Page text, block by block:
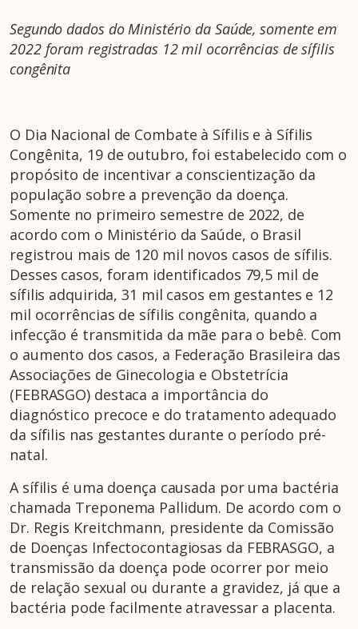
Segundo dados do Ministério da Saúde, somente em
2022 foram registradas 12 mil ocorrências de sífilis
congênita
O Dia Nacional de Combate à Sífilis e à Sífilis
Congênita, 19 de outubro, foi estabelecido com o
propósito de incentivar a conscientização da
população sobre a prevenção da doença.
Somente no primeiro semestre de 2022, de
acordo com o Ministério da Saúde, o Brasil
registrou mais de 120 mil novos casos de sífilis.
Desses casos, foram identificados 79,5 mil de
sífilis adquirida, 31 mil casos em gestantes e 12
mil ocorrências de sífilis congênita, quando a
infecção é transmitida da mãe para o bebê. Com
o aumento dos casos, a Federação Brasileira das
Associações de Ginecologia e Obstetrícia
(FEBRASGO) destaca a importância do
diagnóstico precoce e do tratamento adequado
da sífilis nas gestantes durante o período pré-
natal.
A sífilis é uma doença causada por uma bactéria
chamada Treponema Pallidum. De acordo com o
Dr. Regis Kreitchmann, presidente da Comissão
de Doenças Infectocontagiosas da FEBRASGO, a
transmissão da doença pode ocorrer por meio
de relação sexual ou durante a gravidez, já que a
bactéria pode facilmente atravessar a placenta.